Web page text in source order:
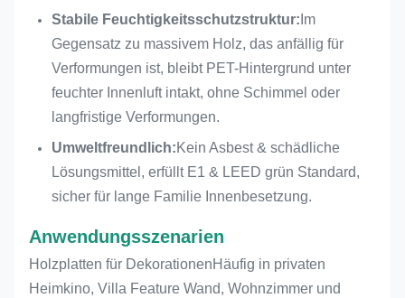
Bescheinigung
CE, FSC, EN 13501-1
B, ASTM E84 Klasse
A,
Stabile Feuchtigkeitsschutzstruktur: Im
Gegensatz zu massivem Holz, das anfällig für
Verformungen ist, bleibt PET-Hintergrund unter
feuchter Innenluft intakt, ohne Schimmel oder
langfristige Verformungen.
Umweltfreundlich:Kein Asbest & schädliche
Lösungsmittel, erfüllt E1 & LEED grün Standard,
sicher für lange Familie Innenbesetzung.
Anwendungsszenarien
Holzplatten für DekorationenHäufig in privaten
Heimkino, Villa Feature Wand, Wohnzimmer und